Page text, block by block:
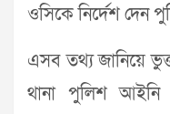
ওসিকে নির্দেশ দেন
এসব তথ্য জানিয়ে
থানা পুলিশ আইনি